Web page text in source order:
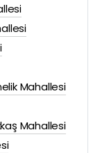
Mahallesi
Mahallesi